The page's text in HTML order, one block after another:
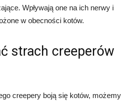
Wpływają one na ich nerwy i
w obecności kotów.
strach creeperów
creepery boją się kotów, możemy